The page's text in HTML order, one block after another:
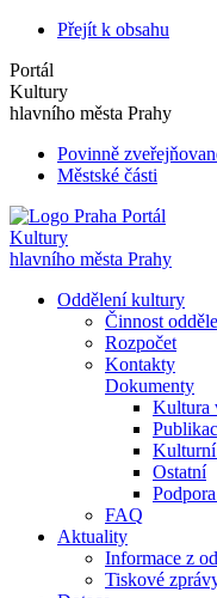
Přejít k obsahu
Portál
Kultury
hlavního města Prahy
Povinně
Městské části
Portál
Kultury
hlavního města Prahy
Oddělení kultury
Činnost
Rozpočet
Kontakty
Dokumenty
Kultura
Ostatní
FAQ
Aktuality
Informace z
Tiskové